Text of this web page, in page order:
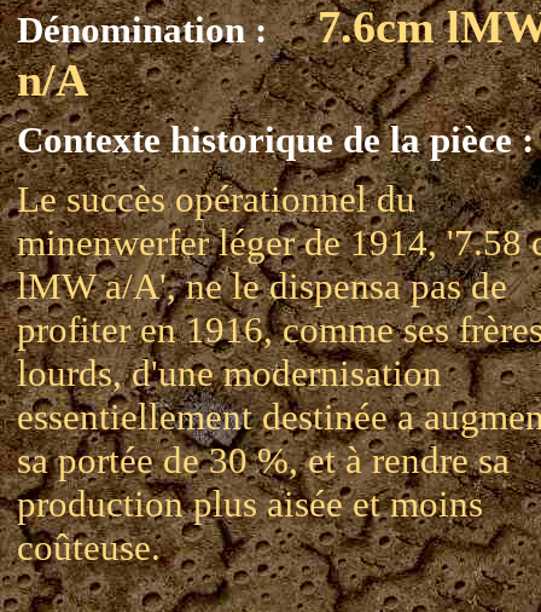
Dénomination :
7.6cm
n/A
Contexte historique de la pièce :
Le succès opérationnel du
minenwerfer léger de 1914, '7.58
lMW a/A', ne le dispensa pas de
profiter en 1916, comme ses
lourds, d'une modernisation
essentiellement destinée a
sa portée de 30 %, et à rendre sa
production plus aisée et moins
coûteuse.